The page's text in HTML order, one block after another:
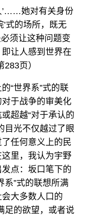
’……她对有关身份
式的场所，既无
必须让这种问题变
让人感到世界在
页）
“世界系”式的联
于战争的审美化
超越“对于承认的
光不仅越过了眼
任何意义上的民
里，我认为宇野
点：坂口笔下的
系”式的联想所满
大多数人口的
足的欲望，或者说